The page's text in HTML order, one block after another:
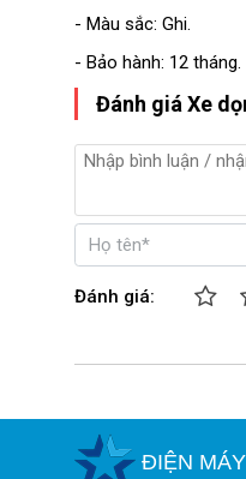
- Màu sắc: Ghi.
- Bảo hành: 12 tháng.
Đánh giá Xe
Đánh giá:
ĐIỆN